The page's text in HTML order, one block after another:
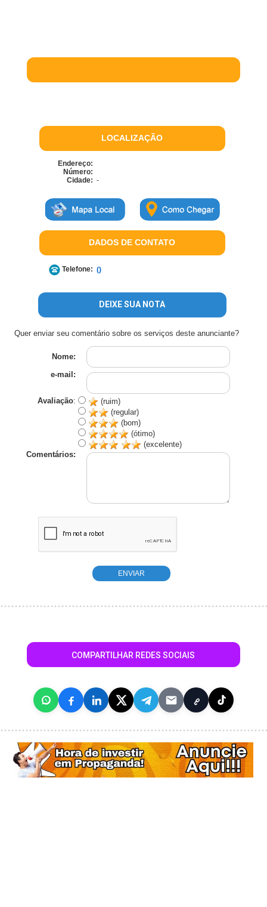
LOCALIZAÇÃO
Endereço:
Número:
Cidade: -
DADOS DE CONTATO
Telefone: ()
DEIXE SUA NOTA
Quer enviar seu comentário sobre os serviços deste anunciante?
Nome:
e-mail:
Avaliação:
(ruim)
(regular)
(bom)
(ótimo)
(excelente)
Comentários:
COMPARTILHAR REDES SOCIAIS